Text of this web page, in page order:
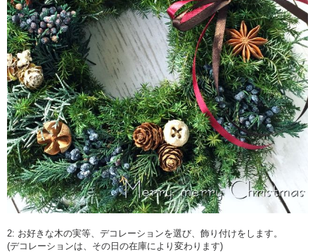
2: お好きな木の実等、デコレーションを選び、飾り付けをします。
(デコレーションは、その日の在庫により変わります)